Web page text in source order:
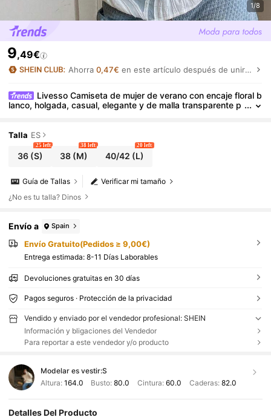
1/8
9,49€
Ahorra0,47€ en este artículo después de unirte.
Livesso Camiseta de mujer de verano con encaje floral b
lanco, holgada, casual, elegante y de malla transparente p
Talla ES
36(S)
25 left
38 (M)
38 left
40/42 (L)
20 left
Verificar mi tamaño
Guía de Tallas
¿No es tu talla? Dinos
Envío a Spain
Envío Gratuito(Pedidos ≥ 9,00€)
Entrega estimada: 8-11 Días Laborables
Devoluciones gratuitas en 30 días
Pagos seguros · Protección de la privacidad
Vendido y enviado por el vendedor profesional: SHEIN
Información y bligaciones del Vendedor
Para reportar a este vendedor y/o producto
Modelar es vestir:S
Altura: 164.0 Busto:80.0 Cintura: 60.0 Caderas: 82.0
Detalles Del Producto